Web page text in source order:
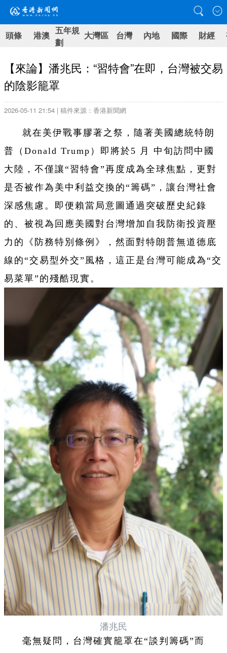
頭條 港澳 五年規
劃
大灣區 台灣 內地 國際 財經
【來論】潘兆民：“習特會”在即，台灣被交易
的陰影籠罩
2026-05-11 21:54 | 稿件來源：香港新聞網
就在美伊戰事膠著之祭，隨著美國總統特朗
普（Donald Trump）即將於5 月 中旬訪問中國
大陸，不僅讓“習特會”再度成為全球焦點，更對
是否被作為美中利益交換的“籌碼”，讓台灣社會
深感焦慮。即便賴當局意圖通過突破歷史紀錄
的、被視為回應美國對台灣增加自我防衛投資壓
力的《防務特別條例》，然面對特朗普無道德底
線的“交易型外交”風格，這正是台灣可能成為“交
易菜單”的殘酷現實。
潘兆民
毫無疑問，台灣確實籠罩在“談判籌碼”而